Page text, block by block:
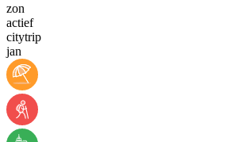
zon
actief
citytrip
jan